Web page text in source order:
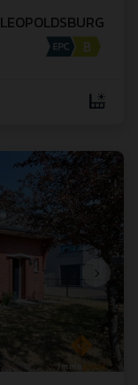
LEOPOLDSBURG